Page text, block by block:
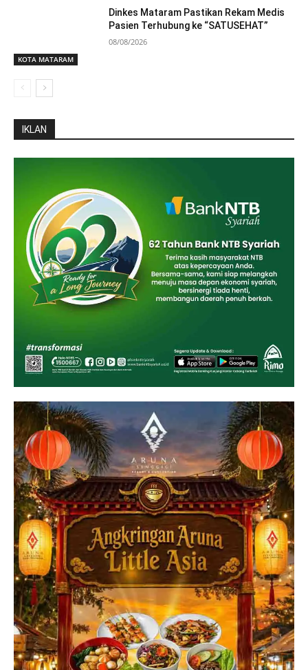
KOTA MATARAM
Dinkes Mataram Pastikan Rekam Medis
Pasien Terhubung ke “SATUSEHAT”
08/08/2026
IKLAN